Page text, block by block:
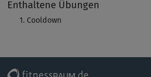
Enthaltene Übungen
Cooldown